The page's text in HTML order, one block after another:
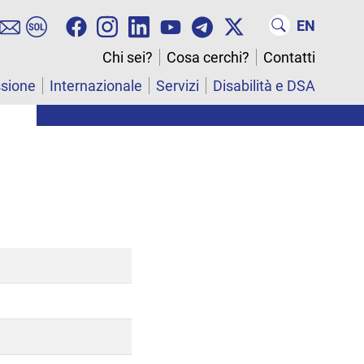
EN
Chi sei?
Cosa cerchi?
Contatti
Internazionale Servizi Disabilità e DSA